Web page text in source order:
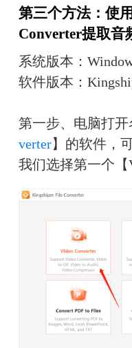
第三个方法：使
Converter提取音
系统版本：
软件版本：
第一步、电脑打开
verter】的软件，
我们选择第一个【